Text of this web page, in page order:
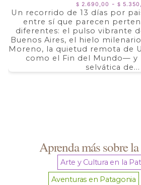
$ 2.690,00 - $
Un recorrido de 13 días por
entre sí que parecen
diferentes: el pulso vibrante
Buenos Aires, el hielo
Moreno, la quietud remota de
como el Fin del Mundo— y
selvática de...
Aprenda más sobre
Arte y Cultura en la
Aventuras en Patagonia